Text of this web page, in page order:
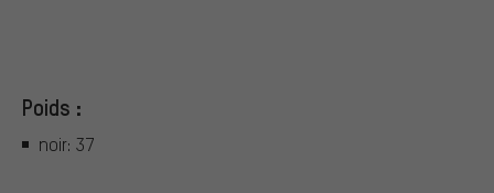
Poids :
noir: 37